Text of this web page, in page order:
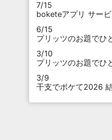
7/15
boketeアプリ サー
6/15
プリッツのお題でひ
3/10
プリッツのお題でひ
3/9
干支でボケて2026